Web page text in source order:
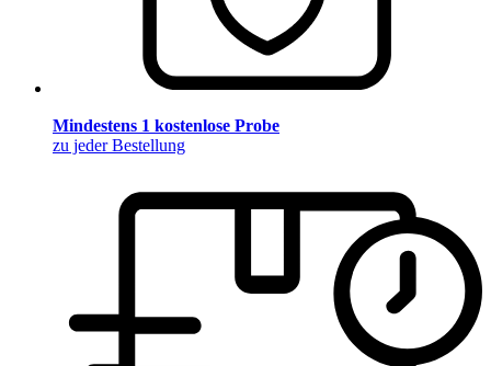
Mindestens 1 kostenlose Probe
zu jeder Bestellung